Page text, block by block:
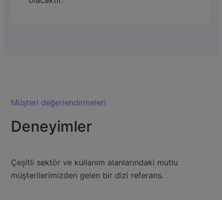
Müşteri değerlendirmeleri
Deneyimler
Çeşitli sektör ve kullanım alanlarındaki mutlu
müşterilerimizden gelen bir dizi referans.